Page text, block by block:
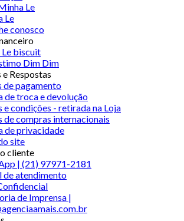
Le
Le
conosco
biscuit
Dim Dim
Respostas
de pagamento
de troca e devolução
e condições - retirada na Loja
de compras internacionais
de privacidade
site
cliente
| (21) 97971-2181
de atendimento
de Imprensa |